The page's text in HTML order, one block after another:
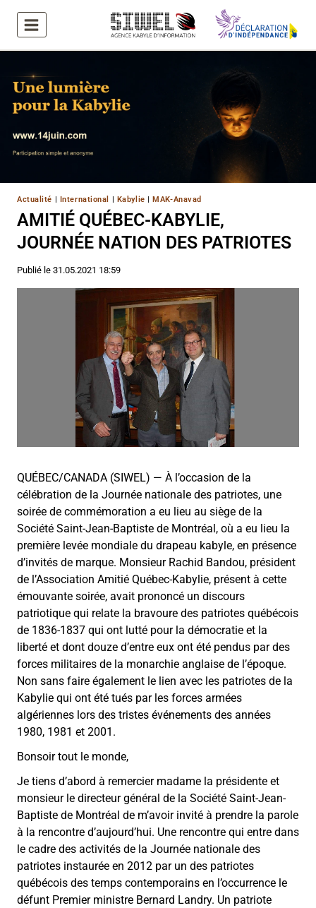
contenu
Actualité | International | Kabylie |MAK-Anavad
AMITIÉ QUÉBEC-KABYLIE,
JOURNÉE NATION DES PATRIOTES
Publié le 31.05.2021 18:59
QUÉBEC/CANADA (SIWEL) — À l’occasion de la
célébration de la Journée nationale des patriotes, une
soirée de commémoration a eu lieu au siège de la
Société Saint-Jean-Baptiste de Montréal, où a eu lieu la
première levée mondiale du drapeau kabyle, en présence
d’invités de marque. Monsieur Rachid Bandou, président
de l’Association Amitié Québec-Kabylie, présent à cette
émouvante soirée, avait prononcé un discours
patriotique qui relate la bravoure des patriotes québécois
de 1836-1837 qui ont lutté pour la démocratie et la
liberté et dont douze d’entre eux ont été pendus par des
forces militaires de la monarchie anglaise de l’époque.
Non sans faire également le lien avec les patriotes de la
Kabylie qui ont été tués par les forces armées
algériennes lors des tristes événements des années
1980, 1981 et 2001.
Bonsoir tout le monde,
Je tiens d’abord à remercier madame la présidente et
monsieur le directeur général de la Société Saint-Jean-
Baptiste de Montréal de m’avoir invité à prendre la parole
à la rencontre d’aujourd’hui. Une rencontre qui entre dans
le cadre des activités de la Journée nationale des
patriotes instaurée en 2012 par un des patriotes
québécois des temps contemporains en l’occurrence le
défunt Premier ministre Bernard Landry. Un patriote